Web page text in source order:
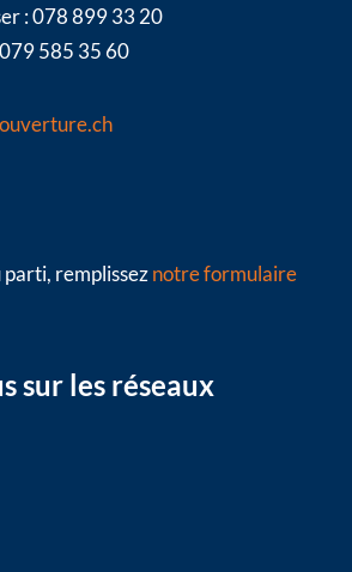
: 078 899 33 20
585 35 60
remplisseznotre formulaire
sur les réseaux